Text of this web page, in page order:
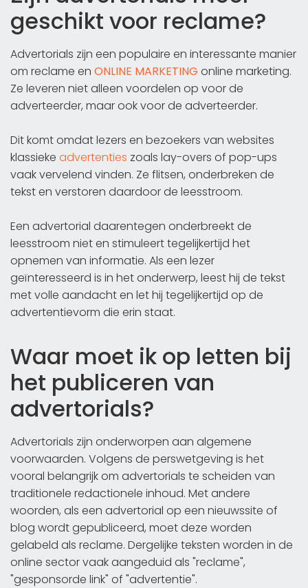
geschikt voor reclame?
Advertorials zijn een populaire en interessante manier
om reclame en ONLINE MARKETING online marketing.
Ze leveren niet alleen voordelen op voor de
adverteerder, maar ook voor de adverteerder.
Dit komt omdat lezers en bezoekers van websites
klassieke advertenties zoals lay-overs of pop-ups
vaak vervelend vinden. Ze flitsen, onderbreken de
tekst en verstoren daardoor de leesstroom.
Een advertorial daarentegen onderbreekt de
leesstroom niet en stimuleert tegelijkertijd het
opnemen van informatie. Als een lezer
geïnteresseerd is in het onderwerp, leest hij de tekst
met volle aandacht en let hij tegelijkertijd op de
advertentievorm die erin staat.
Waar moet ik op letten bij
het publiceren van
advertorials?
Advertorials zijn onderworpen aan algemene
voorwaarden. Volgens de perswetgeving is het
vooral belangrijk om advertorials te scheiden van
traditionele redactionele inhoud. Met andere
woorden, als een advertorial op een nieuwssite of
blog wordt gepubliceerd, moet deze worden
gelabeld als reclame. Dergelijke teksten worden in de
online sector vaak aangeduid als "reclame",
"gesponsorde link" of "advertentie".